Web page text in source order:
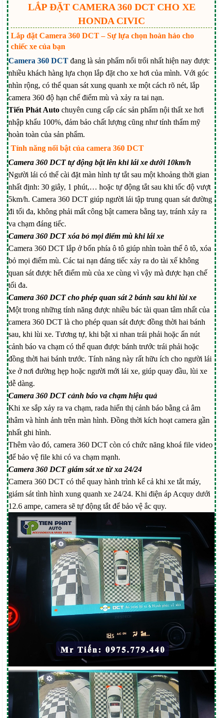
LẮPĐẶT CAMERA 360 DCT CHO XE
HONDA CIVIC
Lắp đặt Camera 360 DCT – Sự lựa chọn hoàn hảo cho
chiếc xe của bạn
Camera 360 DCT đang là sản phẩm nổi trổi nhất hiện nay được
nhiều khách hàng lựa chọn lắp đặt cho xe hơi của mình. Với góc
nhìn rộng, có thể quan sát xung quanh xe một cách rõ nét, lắp
camera 360 độ hạn chế điểm mù và xảy ra tai nạn.
Tiến Phát Autochuyên cung cấp các sản phẩm nội thất xe hơi
nhập khẩu 100%, đảm bảo chất lượng cũng như tính thẩm mỹ
hoàn toàn của sản phẩm.
Tính năng nổi bật của camera 360 DCT
Camera 360 DCT tự động bật lên khi lái xe dưới 10km/h
Người lái có thể cài đặt màn hình tự tắt sau một khoảng thời gian
nhất định: 30 giây, 1 phút,… hoặc tự động tắt sau khi tốc độ vượt
5km/h. Camera 360 DCT giúp người lái tập trung quan sát đường
đi tối đa, không phải mất công bật camera bằng tay, tránh xảy ra
va chạm đáng tiếc.
Camera 360 DCT xóa bỏ mọi điểm mù khi lái xe
Camera 360 DCT lắp ở bốn phía ô tô giúp nhìn toàn thể ô tô, xóa
bỏ mọi điểm mù. Các tai nạn đáng tiếc xảy ra do tài xế không
quan sát được hết điểm mù của xe cùng vì vậy mà được hạn chế
tối đa.
Camera 360 DCT cho phép quan sát 2 bánh sau khi lùi xe
Một trong những tính năng được nhiều bác tài quan tâm nhất của
camera 360 DCT là cho phép quan sát được đồng thời hai bánh
sau, khi lùi xe. Tương tự, khi bật xi nhan trái phải hoặc ấn nút
cảnh báo va chạm có thể quan được bánh trước trái phải hoặc
đồng thời hai bánh trước. Tính năng này rất hữu ích cho người lái
xe ở nơi đường hẹp hoặc người mới lái xe, giúp quay đầu, lùi xe
dễ dàng.
Camera 360 DCT cảnh báo va chạm hiệu quả
Khi xe sắp xảy ra va chạm, rada hiển thị cảnh báo bằng cả âm
thâm và hình ảnh trên màn hình. Đồng thời kích hoạt camera gần
nhất ghi hình.
Thêm vào đó, camera 360 DCT còn có chức năng khoá file video
để bảo vệ file khi có va chạm mạnh.
Camera 360 DCT giám sát xe từ xa 24/24
Camera 360 DCT có thể quay hành trình kể cả khi xe tắt máy,
giám sát tình hình xung quanh xe 24/24. Khi điện áp Acquy dưới
12.6 ampe, camera sẽ tự động tắt để bảo vệ ắc quy.